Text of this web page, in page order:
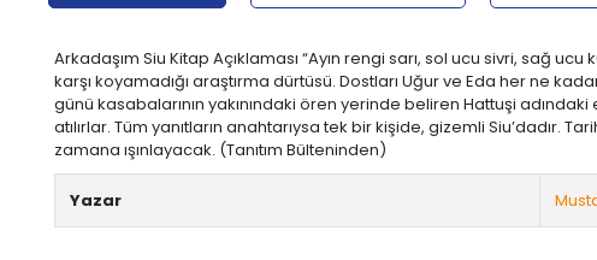
Arkadaşım Siu Kitap Açıklaması “Ayın rengi sarı, sol ucu sivri, sağ
karşı koyamadığı araştırma dürtüsü. Dostları Uğur ve Eda her ne
günü kasabalarının yakınındaki ören yerinde beliren Hattuşi
atılırlar. Tüm yanıtların anahtarıysa tek bir kişide, gizemli Siu’dadır.
zamana ışınlayacak. (Tanıtım Bülteninden)
Yazar